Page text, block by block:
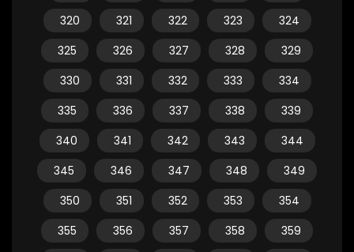
320
321 322 323
324
325
326 327 328
329
330
331 332 333
334
335
336 337 338
339
340
341 342 343
344
345
346 347 348
349
350
351 352 353
354
355
356 357 358
359